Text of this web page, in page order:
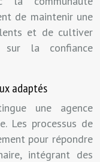
de maintenir une
et de cultiver
sur la confiance
adaptés
une agence
Les processus de
pour répondre
intégrant des